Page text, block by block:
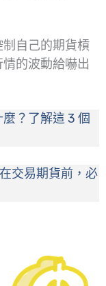
自己的期貨槓
的波動給嚇出
？了解這 3 個
交易期貨前，必